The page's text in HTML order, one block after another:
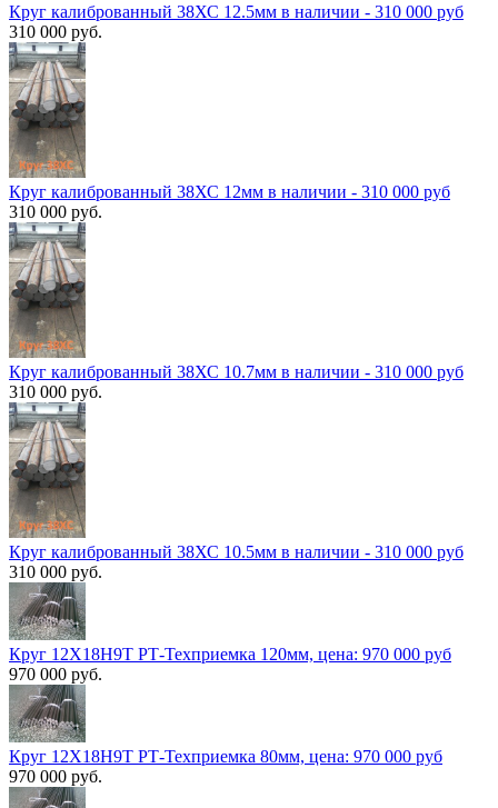
Круг калиброванный 38ХС 12.5мм в наличии - 310 000 руб
310 000 руб.
Круг калиброванный 38ХС 12мм в наличии - 310 000 руб
310 000 руб.
Круг калиброванный 38ХС 10.7мм в наличии - 310 000 руб
310 000 руб.
Круг калиброванный 38ХС 10.5мм в наличии - 310 000 руб
310 000 руб.
Круг 12Х18Н9Т РТ-Техприемка 120мм, цена: 970 000 руб
970 000 руб.
Круг 12Х18Н9Т РТ-Техприемка 80мм, цена: 970 000 руб
970 000 руб.